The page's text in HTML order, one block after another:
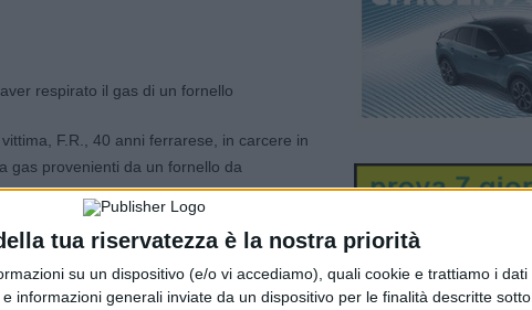
tua riservatezza è la nostra priorità
su un dispositivo (e/o vi accediamo), quali cookie e trattiamo i dati
informazioni generali inviate da un dispositivo per le finalità descritte sotto.
F.R., 40 anni ferrarese, in carcere in
gas provenienti da un fornello da
quando ha aperto la cella. L’uomo
di gas. In infermeria il medico del
pronto soccorso.